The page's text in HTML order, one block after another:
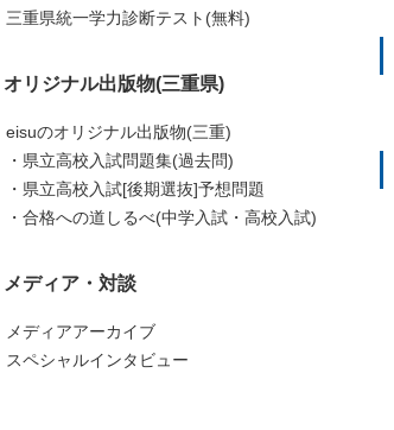
三重県統一学力診断テスト(無料)
オリジナル出版物(三重県)
eisuのオリジナル出版物(三重)
・県立高校入試問題集(過去問)
・県立高校入試[後期選抜]予想問題
・合格への道しるべ(中学入試・高校入試)
メディア・対談
メディアアーカイブ
スペシャルインタビュー